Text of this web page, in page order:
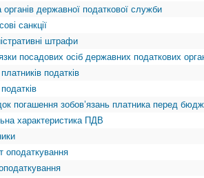
органів державної податкової служби
санкції
штрафи
посадових осіб державних податкових
податків
погашення зобов’язань платника перед
характеристика ПДВ
оподаткування